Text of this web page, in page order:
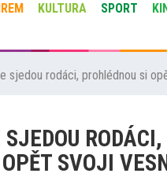
KULTURA SPORT
sjedou rodáci, prohlédnou si
RODÁCI,
SVOJI